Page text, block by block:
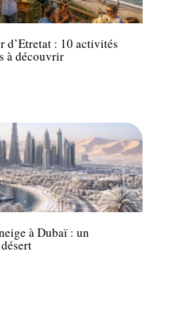
d’Etretat : 10 activités
à découvrir
à Dubaï : un